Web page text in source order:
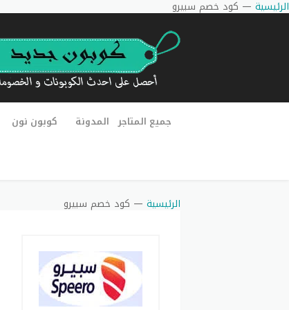
الرئيسية — كود خصم سبيرو
جميع المتاجر المدونة كوبون نون
الرئيسية — كود خصم سبيرو